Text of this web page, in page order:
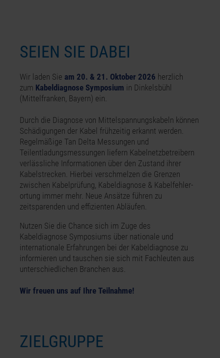
SEIEN SIE DABEI
Wir laden Sie am 20. & 21. Oktober 2026 herzlich
zum Kabeldiagnose Symposium in Dinkelsbühl
(Mittelfranken, Bayern) ein.
Durch die Diagnose von Mittelspannungskabeln können
Schädigungen der Kabel frühzeitig erkannt werden.
Regelmäßige Tan Delta Messungen und
Teilentladungsmessungen liefern Kabelnetzbetreibern
verlässliche Informationen über den Zustand ihrer
Kabelstrecken. Hierbei verschmelzen die Grenzen
zwischen Kabelprüfung, Kabeldiagnose & Kabel­fehler­
ortung immer mehr. Neue Ansätze führen zu
zeitsparenden und effizienten Abläufen.
Nutzen Sie die Chance sich im Zuge des
Kabeldiagnose Symposiums über nationale und
internationale Erfahrungen bei der Kabeldiagnose zu
informieren und tauschen sie sich mit Fachleuten aus
unterschiedlichen Branchen aus.
Wir freuen uns auf Ihre Teilnahme!
ZIELGRUPPE